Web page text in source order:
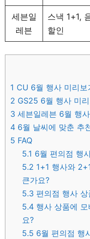
세븐일
레븐
스낵 1+1,
할인
1 CU 6월 행사 미리보
2 GS25 6월 행사 미
3 세븐일레븐 6월 행
4 6월 날씨에 맞춘 추
5 FAQ
5.1 6월 편의점 행
5.2 1+1 행사와
큰가요?
5.3 편의점 행사
5.4 행사 상품에
요?
5.5 6월 편의점 행